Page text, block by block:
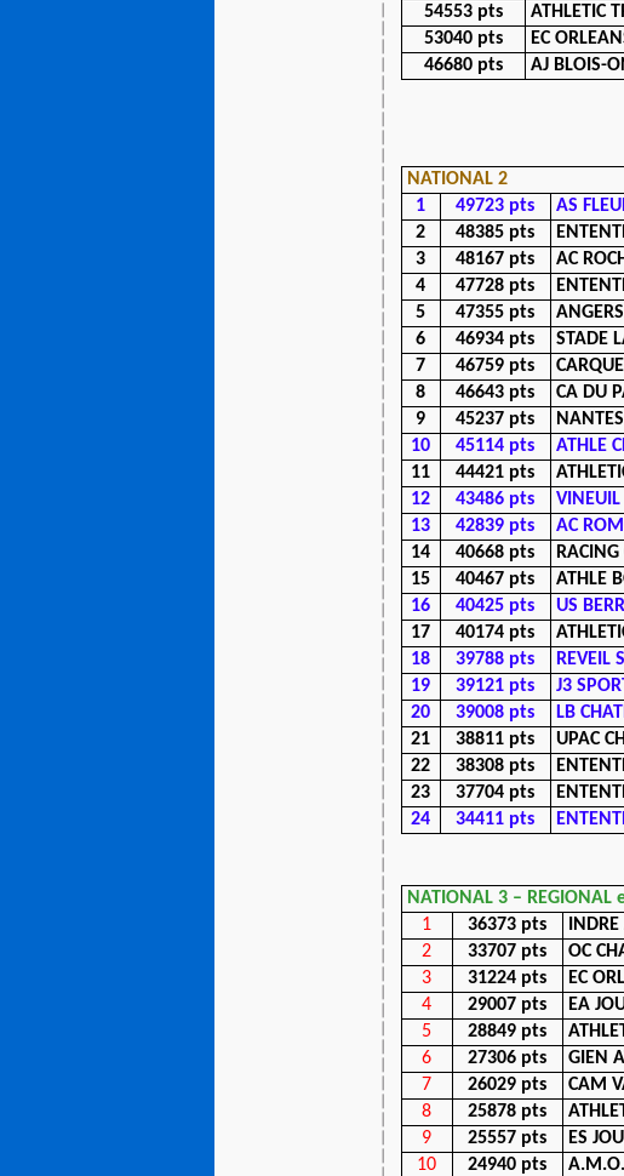
54553 pts
ATHLETIC
53040 pts
EC
46680 pts
AJ BLOIS-
NATIONAL 2
1
49723 pts
AS
2
48385 pts
3
48167 pts
AC
4
47728 pts
5
47355 pts
6
46934 pts
STADE
7
46759 pts
8
46643 pts
CA DU
9
45237 pts
10
45114 pts
ATHLE
11
44421 pts
12
43486 pts
VINEUIL
13
42839 pts
AC
14
40668 pts
15
40467 pts
ATHLE
16
40425 pts
US
17
40174 pts
18
39788 pts
REVEIL
19
39121 pts
J3
20
39008 pts
LB
21
38811 pts
UPAC
22
38308 pts
23
37704 pts
24
34411 pts
NATIONAL 3 – REGIONAL
1
36373 pts
2
33707 pts
OC
3
31224 pts
EC
4
29007 pts
EA
5
28849 pts
6
27306 pts
GIEN
7
26029 pts
CAM
8
25878 pts
9
25557 pts
ES
10
24940 pts